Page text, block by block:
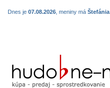
Dnes je 07.08.2026 , meniny má Štefánia